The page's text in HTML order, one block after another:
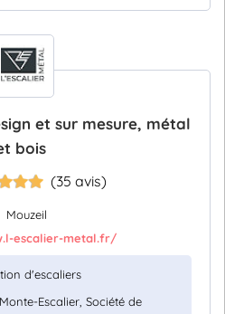
et sur mesure, métal
bois
(35 avis)
Mouzeil
escalier-metal.fr/
d'escaliers
Escalier, Société de